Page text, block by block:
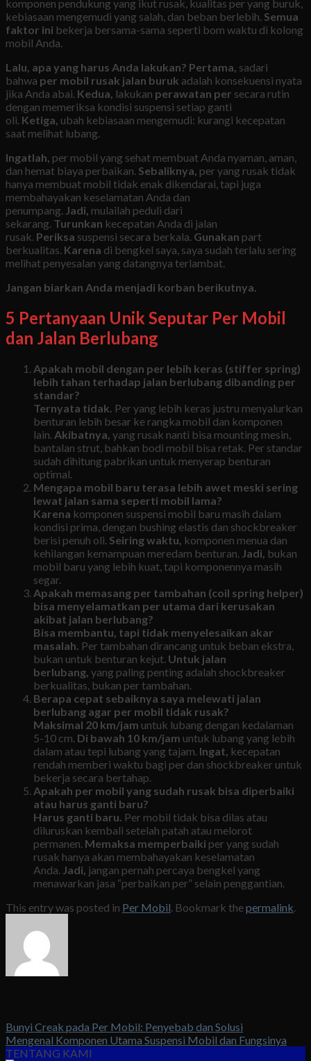
komponen pendukung yang ikut rusak, kualitas per yang buruk,
kebiasaan mengemudi yang salah, dan beban berlebih. Semua
faktor ini bekerja bersama-sama seperti bom waktu di kolong
mobil Anda.
Lalu, apa yang harus Anda lakukan? Pertama, sadari
bahwa per mobil rusak jalan buruk adalah konsekuensi nyata
jika Anda abai. Kedua, lakukan perawatan per secara rutin
dengan memeriksa kondisi suspensi setiap ganti
oli. Ketiga, ubah kebiasaan mengemudi: kurangi kecepatan
saat melihat lubang.
Ingatlah, per mobil yang sehat membuat Anda nyaman, aman,
dan hemat biaya perbaikan. Sebaliknya, per yang rusak tidak
hanya membuat mobil tidak enak dikendarai, tapi juga
membahayakan keselamatan Anda dan
penumpang. Jadi, mulailah peduli dari
sekarang. Turunkan kecepatan Anda di jalan
rusak. Periksa suspensi secara berkala. Gunakan part
berkualitas. Karena di bengkel saya, saya sudah terlalu sering
melihat penyesalan yang datangnya terlambat.
Jangan biarkan Anda menjadi korban berikutnya.
5 Pertanyaan Unik Seputar Per Mobil
dan Jalan Berlubang
Apakah mobil dengan per lebih keras (stiffer spring)
lebih tahan terhadap jalan berlubang dibanding per
standar?
Ternyata tidak. Per yang lebih keras justru menyalurkan
benturan lebih besar ke rangka mobil dan komponen
lain. Akibatnya, yang rusak nanti bisa mounting mesin,
bantalan strut, bahkan bodi mobil bisa retak. Per standar
sudah dihitung pabrikan untuk menyerap benturan
optimal.
Mengapa mobil baru terasa lebih awet meski sering
lewat jalan sama seperti mobil lama?
Karena komponen suspensi mobil baru masih dalam
kondisi prima, dengan bushing elastis dan shockbreaker
berisi penuh oli. Seiring waktu, komponen menua dan
kehilangan kemampuan meredam benturan. Jadi, bukan
mobil baru yang lebih kuat, tapi komponennya masih
segar.
Apakah memasang per tambahan (coil spring helper)
bisa menyelamatkan per utama dari kerusakan
akibat jalan berlubang?
Bisa membantu, tapi tidak menyelesaikan akar
masalah. Per tambahan dirancang untuk beban ekstra,
bukan untuk benturan kejut. Untuk jalan
berlubang, yang paling penting adalah shockbreaker
berkualitas, bukan per tambahan.
Berapa cepat sebaiknya saya melewati jalan
berlubang agar per mobil tidak rusak?
Maksimal 20 km/jam untuk lubang dengan kedalaman
5-10 cm. Di bawah 10 km/jam untuk lubang yang lebih
dalam atau tepi lubang yang tajam. Ingat, kecepatan
rendah memberi waktu bagi per dan shockbreaker untuk
bekerja secara bertahap.
Apakah per mobil yang sudah rusak bisa diperbaiki
atau harus ganti baru?
Harus ganti baru. Per mobil tidak bisa dilas atau
diluruskan kembali setelah patah atau melorot
permanen. Memaksa memperbaiki per yang sudah
rusak hanya akan membahayakan keselamatan
Anda. Jadi, jangan pernah percaya bengkel yang
menawarkan jasa “perbaikan per” selain penggantian.
This entry was posted in Per Mobil . Bookmark thepermalink
Bunyi Creak pada Per Mobil: Penyebab dan Solusi
Mengenal Komponen Utama Suspensi Mobil dan Fungsinya
TENTANG KAMI